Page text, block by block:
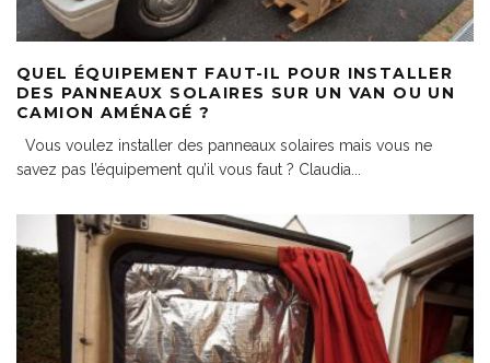
QUEL ÉQUIPEMENT FAUT-IL POUR INSTALLER
DES PANNEAUX SOLAIRES SUR UN VAN OU UN
CAMION AMÉNAGÉ ?
Vous voulez installer des panneaux solaires mais vous ne
savez pas l’équipement qu’il vous faut ? Claudia...